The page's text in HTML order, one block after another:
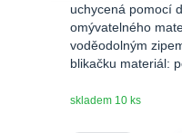
uchycená pomocí
omývatelného
voděodolným
blikačku materiál:
skladem 10 ks